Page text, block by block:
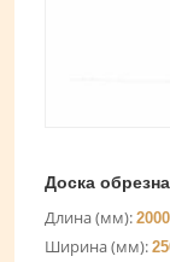
Доска
Длина (мм):
Ширина (мм):